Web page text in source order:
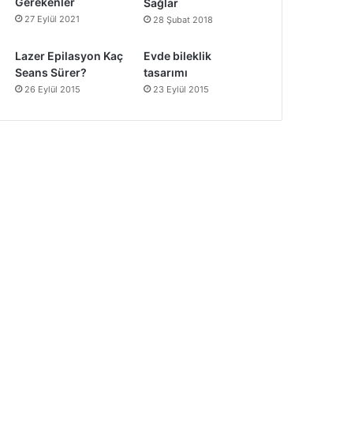
27 Eylül 2021 28 Şubat 2018
Lazer Epilasyon Kaç
Seans Sürer?
26 Eylül 2015
Evde bileklik
tasarımı
23 Eylül 2015